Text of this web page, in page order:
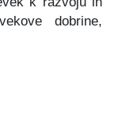
dobrine,